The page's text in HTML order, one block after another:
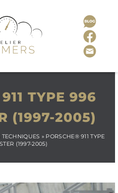
TYPE 996
(1997-2005)
» PORSCHE® 911 TYPE
(1997-2005)